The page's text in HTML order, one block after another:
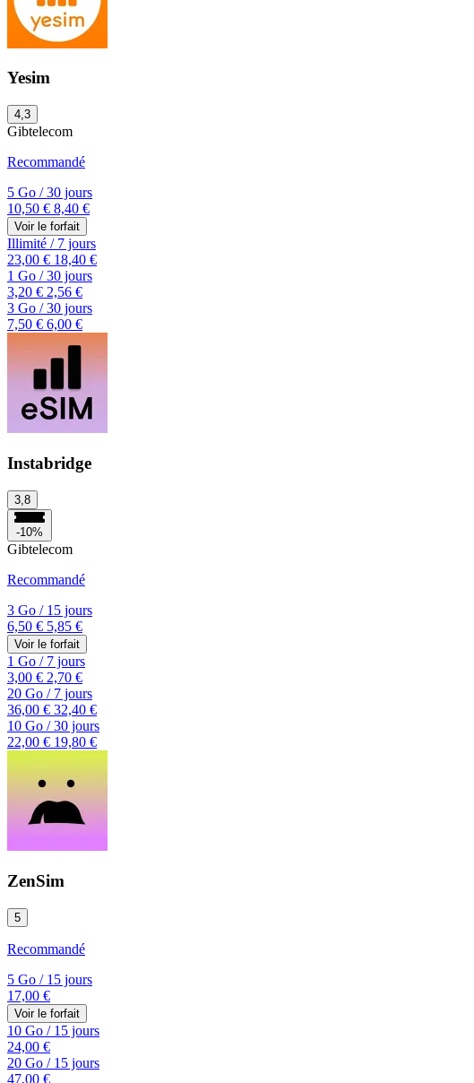
Yesim
4,3
Gibtelecom
Recommandé
5 Go /30 jours
10,50 € 8,40 €
Voir le forfait
Illimité /7 jours
23,00 € 18,40 €
1 Go /30 jours
3,20 € 2,56 €
3 Go /30 jours
7,50 € 6,00 €
Instabridge
3,8
-10%
Gibtelecom
Recommandé
3 Go /15 jours
6,50 € 5,85 €
Voir le forfait
1 Go /7 jours
3,00 € 2,70 €
20 Go /7 jours
36,00 € 32,40 €
10 Go /30 jours
22,00 € 19,80 €
ZenSim
5
Recommandé
5 Go /15 jours
17,00 €
Voir le forfait
10 Go /15 jours
24,00 €
20 Go /15 jours
47,00 €